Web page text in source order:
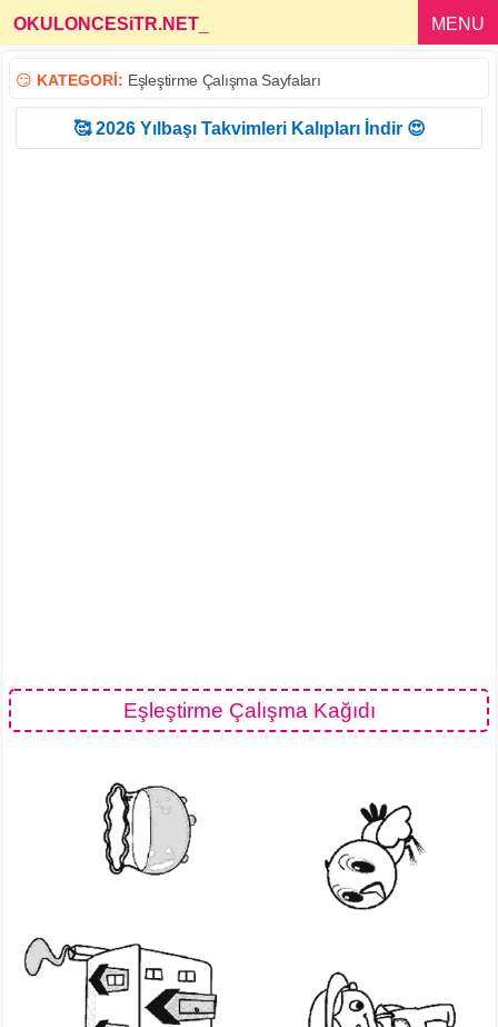
OKULONCESiTR.NET MENU
😏 KATEGORİ: Eşleştirme Çalışma Sayfaları
🥰 2026 Yılbaşı Takvimleri Kalıpları İndir 😍
Eşleştirme Çalışma Kağıdı